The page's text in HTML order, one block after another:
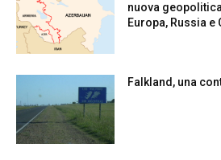
nuova
Europa, Russia e
Falkland, una